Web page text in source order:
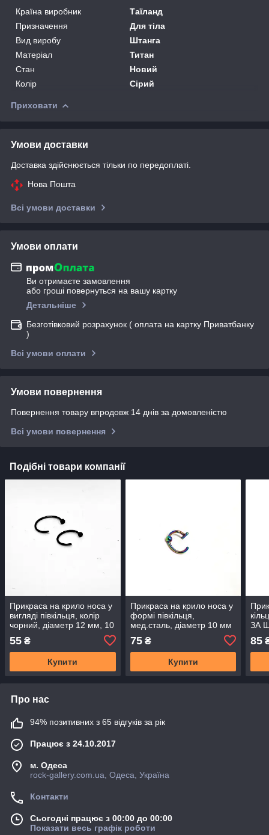
Країна виробник
Таїланд
Призначення
Для тіла
Вид виробу
Штанга
Матеріал
Титан
Стан
Новий
Колір
Сірий
Приховати
Умови доставки
Доставка здійснюється тільки по передоплаті.
Нова Пошта
Всі умови доставки
Умови оплати
Ви отримаєте замовлення
або гроші повернуться на вашу картку
Детальніше
Безготівковий розрахунок ( оплата на картку Приватбанку
)
Всі умови оплати
Умови повернення
Повернення товару впродовж 14 днів за домовленістю
Всі умови повернення
Подібні товари компанії
Прикраса на крило носа у
вигляді півкільця, колір
чорний, діаметр 12 мм, 10
55 ₴
Купити
Прикраса на крило носа у
формі півкільця,
мед.сталь, діаметр 10 мм
75₴
Купити
ЗА
85
Про нас
94% позитивних з 65 відгуків за рік
Працює з 24.10.2017
м. Одеса
rock-gallery.com.ua, Одеса, Україна
Контакти
Сьогодні працює з 00:00 до 00:00
Показати весь графік роботи